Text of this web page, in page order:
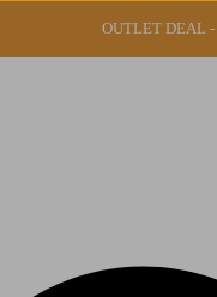
OUTLET DEAL -